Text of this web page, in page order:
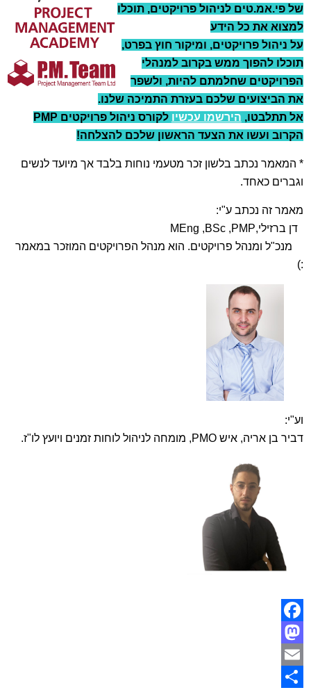
של פי.אמ.טים לניהול פרויקטים, תוכלו
למצוא את כל הידע
על ניהולפרויקטים, ומיקור חוץ בפרט,
תוכלו להפוך ממש בקרוב למנהלי
הפרויקטים שחלמתם להיות, ולשפר
את הביצועים שלכם בעזרת התמיכה שלנו.
אל תתלבטו, הירשמו עכשיו
לקורס ניהול פרויקטים PMP
הקרוב ועשו את הצעד הראשון שלכם להצלחה!
* המאמר נכתב בלשון זכר מטעמי נוחות בלבד אך מיועד לנשים
וגברים כאחד.
מאמר זה נכתב ע"י:
דן ברזילי,MEng ,BSc ,PMP
מנכ"ל ומנהל פרויקטים. הוא מנהל הפרויקטים המוזכר במאמר
:)
וע"י:
דביר בן אריה, איש PMO, מומחה לניהול לוחות זמנים ויועץ לו"ז.
Facebook
Mastodon
Email